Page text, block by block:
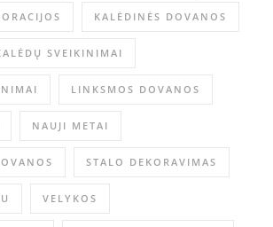
KALĖDINĖS DOVANOS
SVEIKINIMAI
LINKSMOS DOVANOS
NAUJI METAI
STALO DEKORAVIMAS
VELYKOS